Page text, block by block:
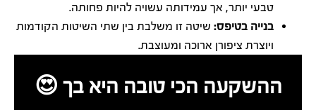
טבעי יותר, אך עמידותה עשויה להיות פחותה.
בנייה בטיפס: שיטה זו משלבת בין שתי השיטות הקודמות
ויוצרת ציפורן ארוכה ומעוצבת.
ההשקעה הכי טובה היא בך 😍